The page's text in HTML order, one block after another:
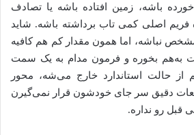
باشه، زمین افتاده باشه یا تصادف
فریم اصلی کمی تاب برداشته باشه. شاید
نباشه، اما همون مقدار کم هم کافیه
به‌هم بخوره و فرمون مدام به یک سمت
از حالت استاندارد خارج می‌شه، محور
دقیق سر جای خودشون قرار نمی‌گیرن
قبل رو نداره.